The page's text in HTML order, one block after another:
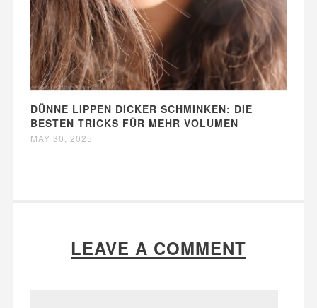
DÜNNE LIPPEN DICKER SCHMINKEN: DIE
BESTEN TRICKS FÜR MEHR VOLUMEN
MAY 30, 2025
LEAVE A COMMENT